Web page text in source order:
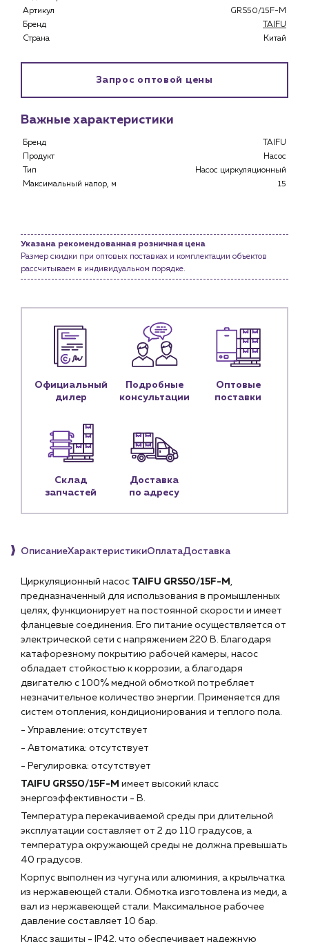
Снабженцам и подрядным организациям
О компании
История компании
Доставка
Портфолио
Новости
Личный кабинет
Контактные данные
Пн – пт: 9:00 – 18:00
sales@profpotok.ru
г. Краснодар, ул. Российская, 63
Артикул
GRS50/15F-M
Бренд
TAIFU
Страна
Китай
Запрос оптовой цены
Важные характеристики
Бренд
TAIFU
Продукт
Насос
Тип
Насос циркуляционный
Максимальный напор, м
15
Указана рекомендованная розничная цена
Размер скидки при оптовых поставках и комплектации объектов
рассчитываем в индивидуальном порядке.
Официальный
дилер
Подробные
консультации
Оптовые
поставки
Склад
запчастей
Доставка
по адресу
ОписаниеХарактеристикиОплатаДоставка
Циркуляционный насос TAIFU GRS50/15F-M ,
предназначенный для использования в промышленных
целях, функционирует на постоянной скорости и имеет
фланцевые соединения. Его питание осуществляется от
электрической сети с напряжением 220 В. Благодаря
катафорезному покрытию рабочей камеры, насос
обладает стойкостью к коррозии, а благодаря
двигателю с 100% медной обмоткой потребляет
незначительное количество энергии. Применяется для
систем отопления, кондиционирования и теплого пола.
- Управление: отсутствует
- Автоматика: отсутствует
- Регулировка: отсутствует
TAIFU GRS50/15F-M имеет высокий класс
энергоэффективности - B.
Температура перекачиваемой среды при длительной
эксплуатации составляет от 2 до 110 градусов, а
температура окружающей среды не должна превышать
40 градусов.
Корпус выполнен из чугуна или алюминия, а крыльчатка
из нержавеющей стали. Обмотка изготовлена из меди, а
вал из нержавеющей стали. Максимальное рабочее
давление составляет 10 бар.
Класс защиты - IP42, что обеспечивает надежную